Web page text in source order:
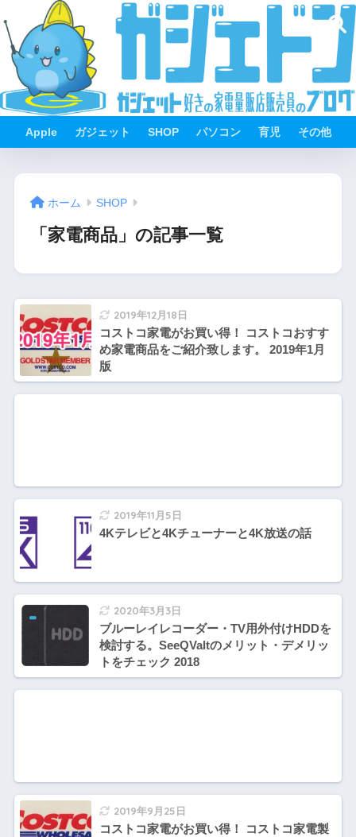
Apple ガジェット SHOP パソコン 育児 その他
ホーム SHOP
「家電商品」の記事一覧
2019年12月18日
コストコ家電がお買い得！ コストコおすす
め家電商品をご紹介致します。 2019年1月
版
2019年11月5日
4Kテレビと4Kチューナーと4K放送の話
2020年3月3日
ブルーレイレコーダー・TV用外付けHDDを
検討する。SeeQValtのメリット・デメリッ
トをチェック 2018
2019年9月25日
コストコ家電がお買い得！ コストコ家電製